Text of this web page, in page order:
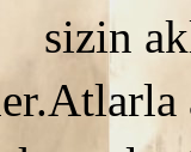
sizin